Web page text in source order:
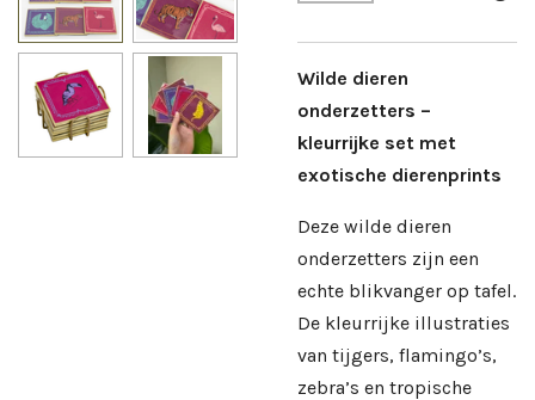
Wilde dieren
onderzetters –
kleurrijke set met
exotische dierenprints
Deze wilde dieren
onderzetters zijn een
echte blikvanger op tafel.
De kleurrijke illustraties
van tijgers, flamingo’s,
zebra’s en tropische